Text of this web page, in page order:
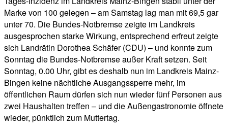
Marke von 100 gelegen – am Samstag lag man mit 69,5 gar
unter 70. Die Bundes-Notbremse zeigte im Landkreis
ausgesprochen starke Wirkung, entsprechend erfreut zeigte
sich Landrätin Dorothea Schäfer (CDU) – und konnte zum
Sonntag die Bundes-Notbremse außer Kraft setzen. Seit
Sonntag, 0.00 Uhr, gibt es deshalb nun im Landkreis Mainz-
Bingen keine nächtliche Ausgangssperre mehr, im
öffentlichen Raum dürfen sich nun wieder fünf Personen aus
zwei Haushalten treffen – und die Außengastronomie öffnete
wieder, pünktlich zum Muttertag.